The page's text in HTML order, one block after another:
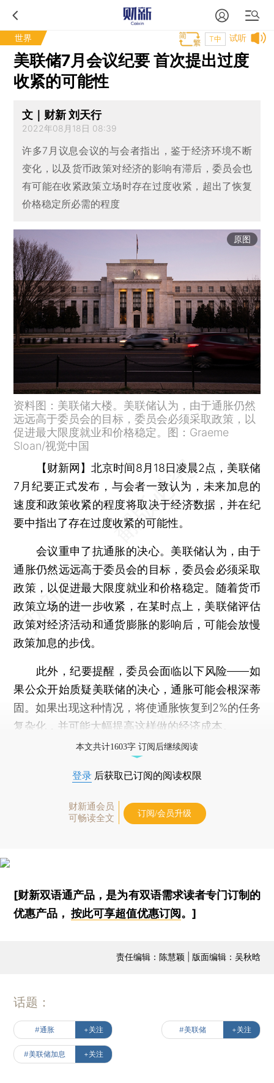
世界 试听
T中
美联储7月会议纪要 首次提出过度
收紧的可能性
文｜财新 刘天行
2022年08月18日 08:39
许多7月议息会议的与会者指出，鉴于经济环境不断
变化，以及货币政策对经济的影响有滞后，委员会也
有可能在收紧政策立场时存在过度收紧，超出了恢复
价格稳定所必需的程度
原图
资料图：美联储大楼。美联储认为，由于通胀仍然
远远高于委员会的目标，委员会必须采取政策，以
促进最大限度就业和价格稳定。图：Graeme
Sloan/视觉中国
【财新网】北京时间8月18日凌晨2点，美联储
7月纪要正式发布，与会者一致认为，未来加息的
速度和政策收紧的程度将取决于经济数据，并在纪
要中指出了存在过度收紧的可能性。
会议重申了抗通胀的决心。美联储认为，由于
通胀仍然远远高于委员会的目标，委员会必须采取
政策，以促进最大限度就业和价格稳定。随着货币
政策立场的进一步收紧，在某时点上，美联储评估
政策对经济活动和通货膨胀的影响后，可能会放慢
政策加息的步伐。
此外，纪要提醒，委员会面临以下风险——如
果公众开始质疑美联储的决心，通胀可能会根深蒂
固。如果出现这种情况，将使通胀恢复到2%的任务
复杂化，并可能大幅提高这样做的经济成本。
本文共计1603字 订阅后继续阅读
登录 后获取已订阅的阅读权限
财新通会员
可畅读全文
订阅/会员升级
[财新双语通产品，是为有双语需求读者专门订制的
优惠产品，按此可享超值优惠订阅。]
责任编辑：陈慧颖 | 版面编辑：吴秋晗
话题：
#通胀 +关注 #美联储 +关注
#美联储加息 +关注